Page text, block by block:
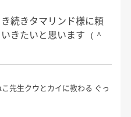
続きタマリンド様に頼
きたいと思います（＾
先生クウとカイに教わる ぐっ